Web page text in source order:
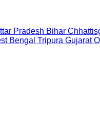
Pradesh Bihar
Bengal Tripura Gujarat